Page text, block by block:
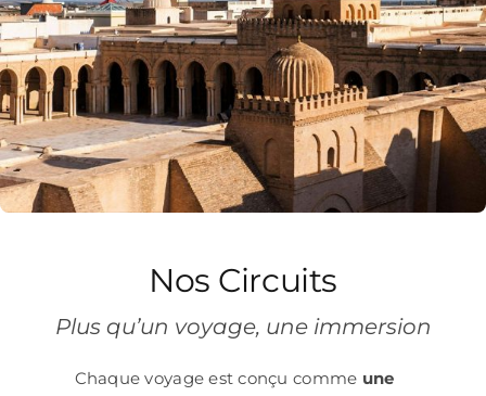
Nos Circuits
Plus qu’un voyage, une immersion
Chaque voyage est conçu comme une